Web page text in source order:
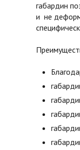
габардин
и не